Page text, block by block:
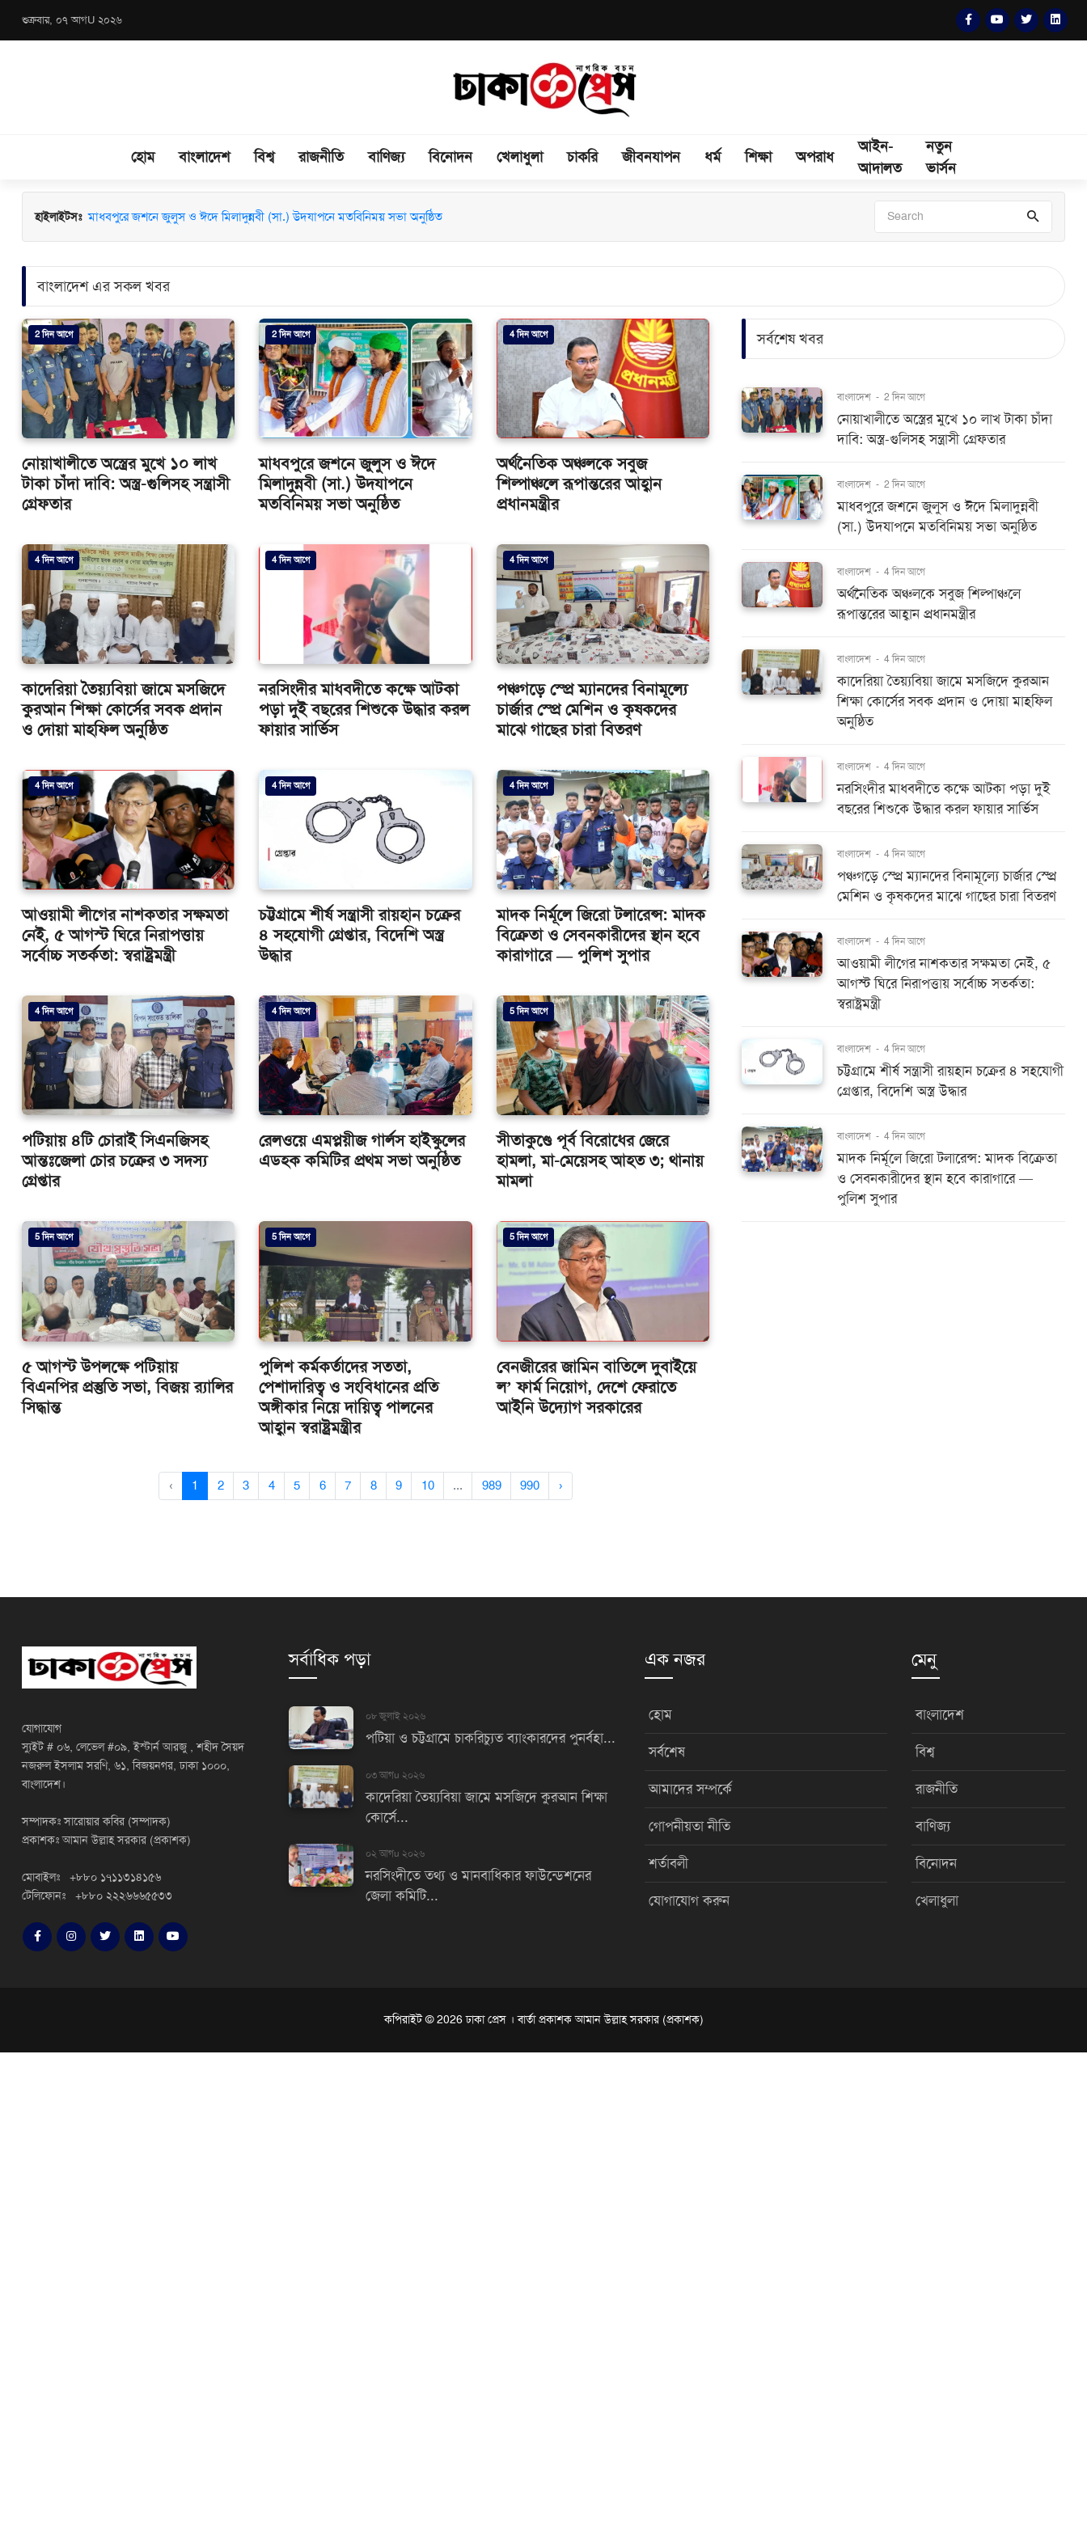
শুক্রবার, ০৭ আগU ২০২৬
হোম বাংলাদেশ বিশ্ব রাজনীতি বাণিজ্য বিনোদন খেলাধুলা চাকরি জীবনযাপন ধর্ম শিক্ষা অপরাধ
আইন-
আদালত
নতুন
ভার্সন
হাইলাইটসঃ মাধবপুরে জশনে জুলুস ও ঈদে মিলাদুন্নবী (সা.) উদযাপনে মতবিনিময় সভা অনুষ্ঠিত
বাংলাদেশ এর সকল খবর
2 দিন আগে
নোয়াখালীতে অস্ত্রের মুখে ১০ লাখ
টাকা চাঁদা দাবি: অস্ত্র-গুলিসহ সন্ত্রাসী
গ্রেফতার
2 দিন আগে
মাধবপুরে জশনে জুলুস ও ঈদে
মিলাদুন্নবী (সা.) উদযাপনে
মতবিনিময় সভা অনুষ্ঠিত
4 দিন আগে
অর্থনৈতিক অঞ্চলকে সবুজ
শিল্পাঞ্চলে রূপান্তরের আহ্বান
প্রধানমন্ত্রীর
4 দিন আগে
কাদেরিয়া তৈয়্যবিয়া জামে মসজিদে
কুরআন শিক্ষা কোর্সের সবক প্রদান
ও দোয়া মাহফিল অনুষ্ঠিত
4 দিন আগে
নরসিংদীর মাধবদীতে কক্ষে আটকা
পড়া দুই বছরের শিশুকে উদ্ধার করল
ফায়ার সার্ভিস
4 দিন আগে
পঞ্চগড়ে স্প্রে ম্যানদের বিনামূল্যে
চার্জার স্প্রে মেশিন ও কৃষকদের
মাঝে গাছের চারা বিতরণ
4 দিন আগে
আওয়ামী লীগের নাশকতার সক্ষমতা
নেই, ৫ আগস্ট ঘিরে নিরাপত্তায়
সর্বোচ্চ সতর্কতা: স্বরাষ্ট্রমন্ত্রী
4 দিন আগে
চট্টগ্রামে শীর্ষ সন্ত্রাসী রায়হান চক্রের
৪ সহযোগী গ্রেপ্তার, বিদেশি অস্ত্র
উদ্ধার
4 দিন আগে
মাদক নির্মূলে জিরো টলারেন্স: মাদক
বিক্রেতা ও সেবনকারীদের স্থান হবে
কারাগারে — পুলিশ সুপার
4 দিন আগে
পটিয়ায় ৪টি চোরাই সিএনজিসহ
আন্তঃজেলা চোর চক্রের ৩ সদস্য
গ্রেপ্তার
4 দিন আগে
রেলওয়ে এমপ্লয়ীজ গার্লস হাইস্কুলের
এডহক কমিটির প্রথম সভা অনুষ্ঠিত
5 দিন আগে
সীতাকুণ্ডে পূর্ব বিরোধের জেরে
হামলা, মা-মেয়েসহ আহত ৩; থানায়
মামলা
5 দিন আগে
৫ আগস্ট উপলক্ষে পটিয়ায়
বিএনপির প্রস্তুতি সভা, বিজয় র‌্যালির
সিদ্ধান্ত
5 দিন আগে
পুলিশ কর্মকর্তাদের সততা,
পেশাদারিত্ব ও সংবিধানের প্রতি
অঙ্গীকার নিয়ে দায়িত্ব পালনের
আহ্বান স্বরাষ্ট্রমন্ত্রীর
5 দিন আগে
বেনজীরের জামিন বাতিলে দুবাইয়ে
ল’ ফার্ম নিয়োগ, দেশে ফেরাতে
আইনি উদ্যোগ সরকারের
‹ 1 2 3 4 5 6 7 8 9 10 ... 989 990 ›
সর্বশেষ খবর
বাংলাদেশ - 2 দিন আগে
নোয়াখালীতে অস্ত্রের মুখে ১০ লাখ টাকা চাঁদা
দাবি: অস্ত্র-গুলিসহ সন্ত্রাসী গ্রেফতার
বাংলাদেশ - 2 দিন আগে
মাধবপুরে জশনে জুলুস ও ঈদে মিলাদুন্নবী
(সা.) উদযাপনে মতবিনিময় সভা অনুষ্ঠিত
বাংলাদেশ - 4 দিন আগে
অর্থনৈতিক অঞ্চলকে সবুজ শিল্পাঞ্চলে
রূপান্তরের আহ্বান প্রধানমন্ত্রীর
বাংলাদেশ - 4 দিন আগে
কাদেরিয়া তৈয়্যবিয়া জামে মসজিদে কুরআন
শিক্ষা কোর্সের সবক প্রদান ও দোয়া মাহফিল
অনুষ্ঠিত
বাংলাদেশ - 4 দিন আগে
নরসিংদীর মাধবদীতে কক্ষে আটকা পড়া দুই
বছরের শিশুকে উদ্ধার করল ফায়ার সার্ভিস
বাংলাদেশ - 4 দিন আগে
পঞ্চগড়ে স্প্রে ম্যানদের বিনামূল্যে চার্জার স্প্রে
মেশিন ও কৃষকদের মাঝে গাছের চারা বিতরণ
বাংলাদেশ - 4 দিন আগে
আওয়ামী লীগের নাশকতার সক্ষমতা নেই, ৫
আগস্ট ঘিরে নিরাপত্তায় সর্বোচ্চ সতর্কতা:
স্বরাষ্ট্রমন্ত্রী
বাংলাদেশ - 4 দিন আগে
চট্টগ্রামে শীর্ষ সন্ত্রাসী রায়হান চক্রের ৪ সহযোগী
গ্রেপ্তার, বিদেশি অস্ত্র উদ্ধার
বাংলাদেশ - 4 দিন আগে
মাদক নির্মূলে জিরো টলারেন্স: মাদক বিক্রেতা
ও সেবনকারীদের স্থান হবে কারাগারে —
পুলিশ সুপার
যোগাযোগ
স্যুইট # ০৬, লেভেল #০৯, ইস্টার্ন আরজু , শহীদ সৈয়দ
নজরুল ইসলাম সরণি, ৬১, বিজয়নগর, ঢাকা ১০০০,
বাংলাদেশ।
সম্পাদকঃ সারোয়ার কবির (সম্পাদক)
প্রকাশকঃ আমান উল্লাহ সরকার (প্রকাশক)
মোবাইলঃ +৮৮০ ১৭১১৩১৪১৫৬
টেলিফোনঃ +৮৮০ ২২২৬৬৬৫৫৩৩
সর্বাধিক পড়া
০৮ জুলাই ২০২৬
পটিয়া ও চট্টগ্রামে চাকরিচ্যুত ব্যাংকারদের পুনর্বহা...
০৩ আগu ২০২৬
কাদেরিয়া তৈয়্যবিয়া জামে মসজিদে কুরআন শিক্ষা
কোর্সে...
০২ আগu ২০২৬
নরসিংদীতে তথ্য ও মানবাধিকার ফাউন্ডেশনের
জেলা কমিটি...
এক নজর
হোম
সর্বশেষ
আমাদের সম্পর্কে
গোপনীয়তা নীতি
শর্তাবলী
যোগাযোগ করুন
মেনু
বাংলাদেশ
বিশ্ব
রাজনীতি
বাণিজ্য
বিনোদন
খেলাধুলা
কপিরাইট © 2026 ঢাকা প্রেস । বার্তা প্রকাশক আমান উল্লাহ সরকার (প্রকাশক)